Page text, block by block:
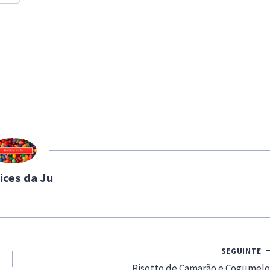
da Ju
SEGUINTE